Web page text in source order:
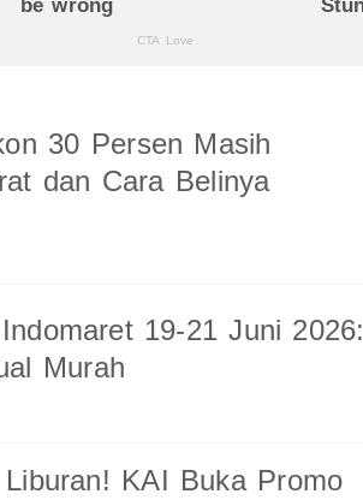
30 Persen Masih
dan Cara Belinya
19-21 Juni 2026:
Murah
KAI Buka Promo